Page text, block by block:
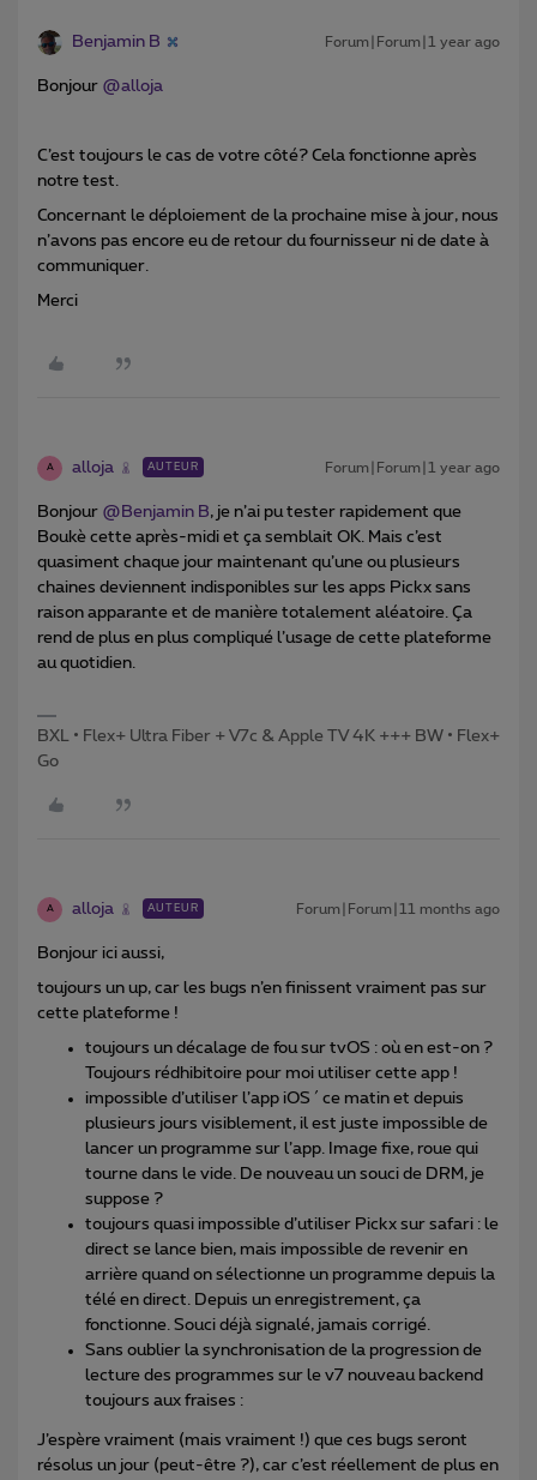
Benjamin B Forum|Forum|1 year ago
Bonjour ​ @alloja
C’est toujours le cas de votre côté? Cela fonctionne après
notre test.
Concernant le déploiement de la prochaine mise à jour, nous
n’avons pas encore eu de retour du fournisseur ni de date à
communiquer.
Merci
A alloja AUTEUR Forum|Forum|1 year ago
Bonjour ​ @Benjamin B, je n’ai pu tester rapidement que
Boukè cette après-midi et ça semblait OK. Mais c’est
quasiment chaque jour maintenant qu’une ou plusieurs
chaines deviennent indisponibles sur les apps Pickx sans
raison apparante et de manière totalement aléatoire. Ça
rend de plus en plus compliqué l’usage de cette plateforme
au quotidien.
BXL • Flex+ Ultra Fiber + V7c & Apple TV 4K +++ BW • Flex+
Go
A alloja AUTEUR Forum|Forum|11 months ago
Bonjour ici aussi,
toujours un up, car les bugs n’en finissent vraiment pas sur
cette plateforme !
toujours un décalage de fou sur tvOS : où en est-on ?
Toujours rédhibitoire pour moi utiliser cette app !
impossible d’utiliser l’app iOS ´ ce matin et depuis
plusieurs jours visiblement, il est juste impossible de
lancer un programme sur l’app. Image fixe, roue qui
tourne dans le vide. De nouveau un souci de DRM, je
suppose ?
toujours quasi impossible d’utiliser Pickx sur safari : le
direct se lance bien, mais impossible de revenir en
arrière quand on sélectionne un programme depuis la
télé en direct. Depuis un enregistrement, ça
fonctionne. Souci déjà signalé, jamais corrigé.
Sans oublier la synchronisation de la progression de
lecture des programmes sur le v7 nouveau backend
toujours aux fraises :
J’espère vraiment (mais vraiment !) que ces bugs seront
résolus un jour (peut-être ?), car c’est réellement de plus en